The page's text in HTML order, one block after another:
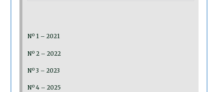
Nº 1 – 2021
Nº 2 – 2022
Nº 3 – 2023
Nº 4 – 2025